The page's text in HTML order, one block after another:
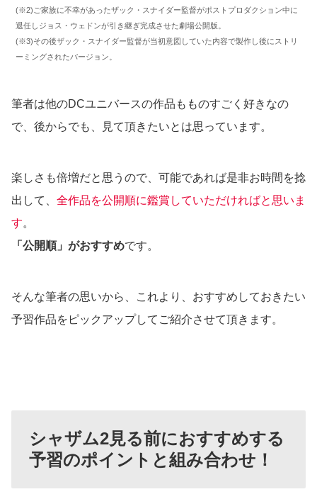
(※2)ご家族に不幸があったザック・スナイダー監督がポストプロダクション中に
退任しジョス・ウェドンが引き継ぎ完成させた劇場公開版。
(※3)その後ザック・スナイダー監督が当初意図していた内容で製作し後にストリ
ーミングされたバージョン。
筆者は他のDCユニバースの作品もものすごく好きなの
で、後からでも、見て頂きたいとは思っています。
楽しさも倍増だと思うので、可能であれば是非お時間を捻
出して、 全作品を公開順に鑑賞していただければと思いま
す。
「公開順」がおすすめです。
そんな筆者の思いから、これより、おすすめしておきたい
予習作品をピックアップしてご紹介させて頂きます。
シャザム2見る前におすすめする
予習のポイントと組み合わせ！